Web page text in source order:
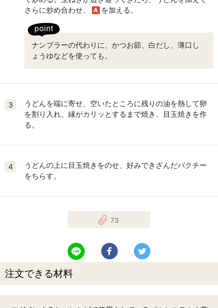
さらに炒め合わせ、
A を加える。
ナンプラーの代わりに、かつお節、白だし、薄口し
ょうゆなどを使っても。
3
うどんを端に寄せ、空いたところに残りの油を熱して卵
を割り入れ、縁がカリッとするまで焼き、目玉焼きを作
る。
4
うどんの上に目玉焼きをのせ、好みできざんだパクチー
をちらす。
73
LINEで送る Facebookでシェアする
注文できる材料